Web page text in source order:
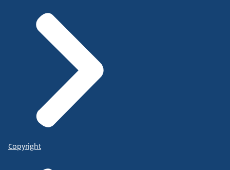
Copyright